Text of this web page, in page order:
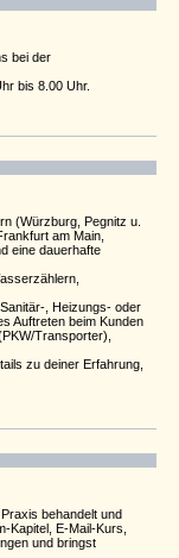
bei der
bis 8.00 Uhr.
(Würzburg, Pegnitz u.
am Main,
eine dauerhafte
, Heizungs- oder
Auftreten beim Kunden
Transporter),
zu deiner Erfahrung,
behandelt und
Kapitel, E-Mail-Kurs,
und bringst